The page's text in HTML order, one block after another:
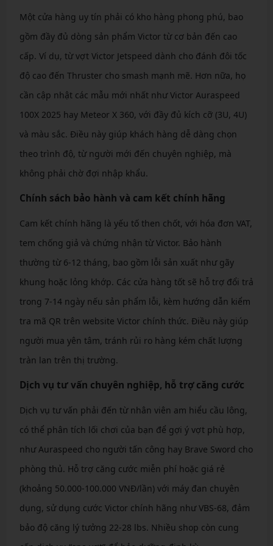
Một cửa hàng uy tín phải có kho hàng phong phú, bao
gồm đầy đủ dòng sản phẩm Victor từ cơ bản đến cao
cấp. Ví dụ, từ vợt Victor Jetspeed dành cho đánh đôi tốc
độ cao đến Thruster cho smash mạnh mẽ. Hơn nữa, họ
cần cập nhật các mẫu mới nhất như Victor Auraspeed
100X 2025 hay Meteor X 360, với đầy đủ kích cỡ (3U, 4U)
và màu sắc. Điều này giúp khách hàng dễ dàng chọn
theo trình độ, từ người mới đến chuyên nghiệp, mà
không phải chờ đợi nhập khẩu.
Chính sách bảo hành và cam kết chính hãng
Cam kết chính hãng là yếu tố then chốt, với hóa đơn VAT,
tem chống giả và chứng nhận từ Victor. Bảo hành
thường từ 6-12 tháng, bao gồm lỗi sản xuất như gãy
khung hoặc lỏng khớp. Các cửa hàng tốt sẽ hỗ trợ đổi trả
trong 7-14 ngày nếu sản phẩm lỗi, kèm hướng dẫn kiểm
tra mã QR trên website Victor chính thức. Điều này giúp
người mua yên tâm, tránh rủi ro hàng kém chất lượng
tràn lan trên thị trường.
Dịch vụ tư vấn chuyên nghiệp, hỗ trợ căng cước
Dịch vụ tư vấn phải đến từ nhân viên am hiểu cầu lông,
có thể phân tích lối chơi của bạn để gợi ý vợt phù hợp,
như Auraspeed cho người tấn công hay Brave Sword cho
phòng thủ. Hỗ trợ căng cước miễn phí hoặc giá rẻ
(khoảng 50.000-100.000 VNĐ/lần) với máy đan chuyên
dụng, sử dụng cước Victor chính hãng như VBS-68, đảm
bảo độ căng lý tưởng 22-28 lbs. Nhiều shop còn cung